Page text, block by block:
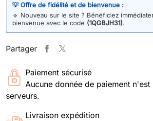
💡 Offre de fidélité et de bienvenue :
🔹 Nouveau sur le site ? Bénéficiez
bienvenue avec le code (1QGBJH31).
Partager
Paiement sécurisé
Aucune donnée de paiement
serveurs.
Livraison expédition